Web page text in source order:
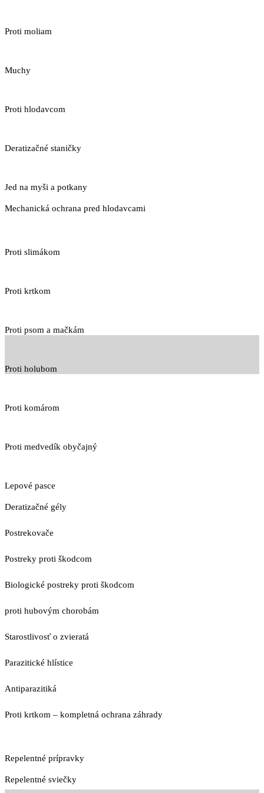
Proti moliam
Muchy
Proti hlodavcom
Deratizačné staničky
Jed na myši a potkany
Mechanická ochrana pred hlodavcami
Proti slimákom
Proti krtkom
Proti psom a mačkám
Proti holubom
Proti komárom
Proti medvedík obyčajný
Lepové pasce
Deratizačné gély
Postrekovače
Postreky proti škodcom
Biologické postreky proti škodcom
proti hubovým chorobám
Starostlivosť o zvieratá
Parazitické hlístice
Antiparazitiká
Proti krtkom – kompletná ochrana záhrady
Repelentné prípravky
Repelentné sviečky